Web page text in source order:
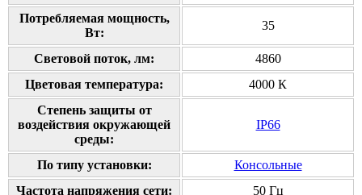
Потребляемая мощность,
Вт:
35
Cветовой поток, лм:
4860
Цветовая температура:
4000 К
Степень защиты от
воздействия окружающей
среды:
IP66
По типу установки:
Консольные
Частота напряжения сети:
50 Гц